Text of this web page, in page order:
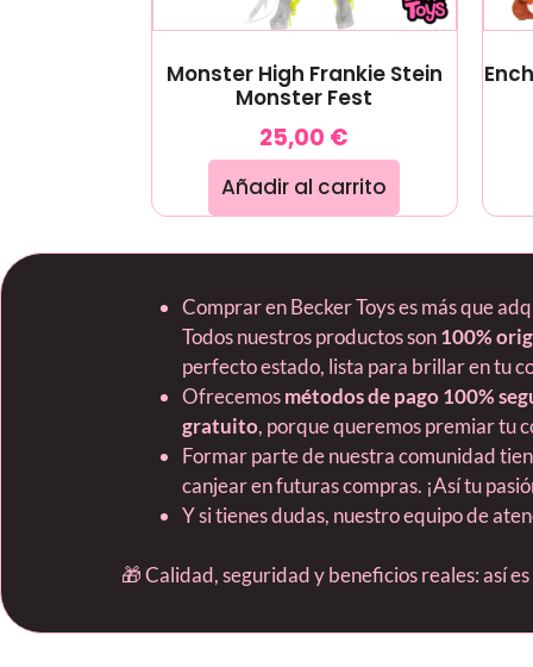
Monster High Frankie Stein
Monster Fest
25,00 €
Añadir al carrito
Comprar en Becker Toys es más que
Todos nuestros productos son100%
perfecto estado, lista para brillar en tu
Ofrecemosmétodos de pago 100%
gratuito, porque queremos premiar tu
Formar parte de nuestra comunidad
canjear en futuras compras. ¡Así tu
Y si tienes dudas, nuestro equipo de
🎁 Calidad, seguridad y beneficios reales: así